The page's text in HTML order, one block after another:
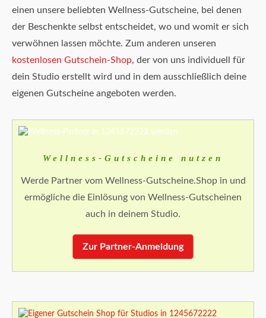
einen unsere beliebten Wellness-Gutscheine, bei denen
der Beschenkte selbst entscheidet, wo und womit er sich
verwöhnen lassen möchte. Zum anderen unseren
kostenlosen Gutschein-Shop, der von uns individuell für
dein Studio erstellt wird und in dem ausschließlich deine
eigenen Gutscheine angeboten werden.
Wellness-Gutscheine nutzen
Werde Partner vom Wellness-Gutscheine.Shop in und
ermögliche die Einlösung von Wellness-Gutscheinen
auch in deinem Studio.
Zur Partner-Anmeldung